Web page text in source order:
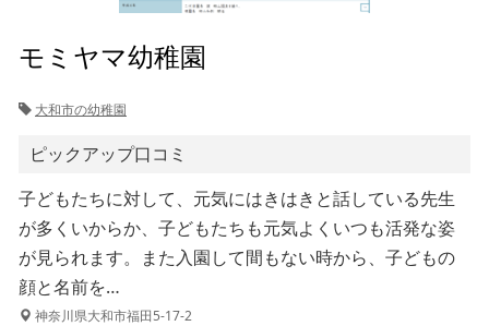
モミヤマ幼稚園
大和市の幼稚園
ピックアップ口コミ
子どもたちに対して、元気にはきはきと話している先生
が多くいからか、子どもたちも元気よくいつも活発な姿
が見られます。また入園して間もない時から、子どもの
顔と名前を…
神奈川県大和市福田5-17-2